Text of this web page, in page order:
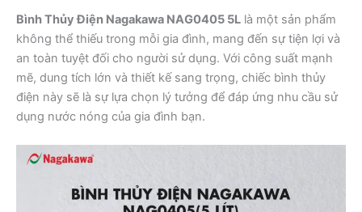
Bình Thủy Điện Nagakawa NAG0405 5L là một sản phẩm
không thể thiếu trong mỗi gia đình, mang đến sự tiện lợi và
an toàn tuyệt đối cho người sử dụng. Với công suất mạnh
mẽ, dung tích lớn và thiết kế sang trọng, chiếc bình thủy
điện này sẽ là sự lựa chọn lý tưởng để đáp ứng nhu cầu sử
dụng nước nóng của gia đình bạn.